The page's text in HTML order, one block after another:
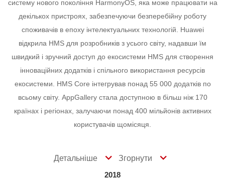
систему нового покоління HarmonyOS, яка може працювати на
декількох пристроях, забезпечуючи безперебійну роботу
споживачів в епоху інтелектуальних технологій. Huawei
відкрила HMS для розробників з усього світу, надавши їм
швидкий і зручний доступ до екосистеми HMS для створення
інноваційних додатків і спільного використання ресурсів
екосистеми. HMS Core інтегрував понад 55 000 додатків по
всьому світу. AppGallery стала доступною в більш ніж 170
країнах і регіонах, залучаючи понад 400 мільйонів активних
користувачів щомісяця.
Детальніше
Згорнути
2018